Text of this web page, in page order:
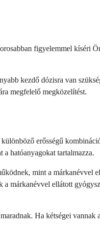
figyelemmel kíséri
kezdő dózisra van
megfelelő megközelítést.
erősségű
hatóanyagokat tartalmazza.
mint a márkanévvel
ellátott
Ha kétségei